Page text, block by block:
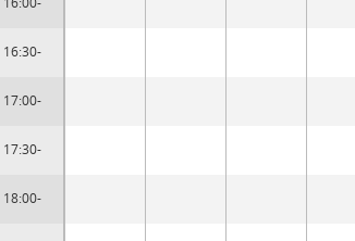
16:30-
17:00-
17:30-
18:00-